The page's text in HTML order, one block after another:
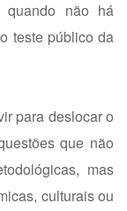
quando não há
teste público da
para deslocar o
que não
mas
culturais ou